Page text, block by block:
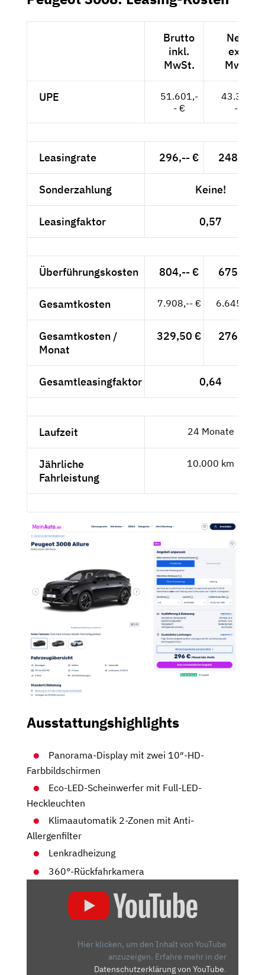
Brutto
inkl.
MwSt.
Netto
exkl.
MwSt.
UPE
51.601,-
- €
43.362,-
- €
Leasingrate 296,-- € 248,74 €
Sonderzahlung Keine!
Leasingfaktor 0,57
Überführungskosten 804,-- € 675,63 €
Gesamtkosten 7.908,-- € 6.645,38 €
Gesamtkosten /
Monat
329,50 € 276,89 €
Gesamtleasingfaktor 0,64
Laufzeit 24 Monate
Jährliche
Fahrleistung
10.000 km
Ausstattungshighlights
Panorama-Display mit zwei 10″-HD-
Farbbildschirmen
Eco-LED-Scheinwerfer mit Full-LED-
Heckleuchten
Klimaautomatik 2-Zonen mit Anti-
Allergenfilter
Lenkradheizung
360°-Rückfahrkamera
Hier klicken, um den Inhalt von YouTube
anzuzeigen. Erfahre mehr in der
Datenschutzerklärung von YouTube.